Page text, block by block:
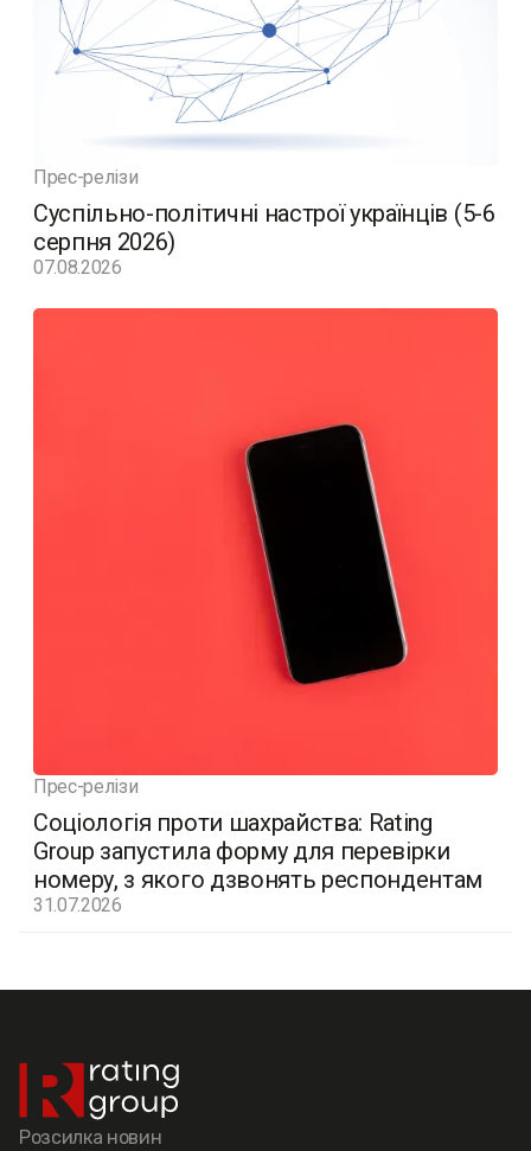
Прес-релізи
Суспільно-політичні настрої українців (5-6
серпня 2026)
07.08.2026
Прес-релізи
Соціологія проти шахрайства: Rating
Group запустила форму для перевірки
номеру, з якого дзвонять респондентам
31.07.2026
Розсилка новин